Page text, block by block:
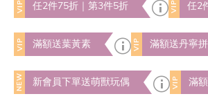
VIP 任2件75折｜第3件5折 VIP 任2
VIP 滿額送葉黃素 VIP 滿額送丹寧
NEW 新會員下單送萌獸玩偶 VIP 滿